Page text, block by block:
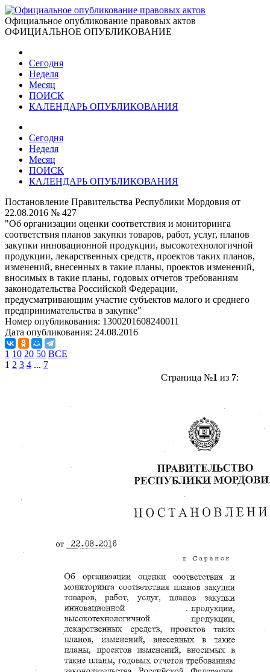
Официальное опубликование правовых актов
ОФИЦИАЛЬНОЕ ОПУБЛИКОВАНИЕ
Сегодня
Неделя
Месяц
ПОИСК
КАЛЕНДАРЬ ОПУБЛИКОВАНИЯ
Сегодня
Неделя
Месяц
ПОИСК
КАЛЕНДАРЬ ОПУБЛИКОВАНИЯ
Постановление Правительства Республики Мордовия от
22.08.2016 № 427
"Об организации оценки соответствия и мониторинга
соответствия планов закупки товаров, работ, услуг, планов
закупки инновационной продукции, высокотехнологичной
продукции, лекарственных средств, проектов таких планов,
изменений, внесенных в такие планы, проектов изменений,
вносимых в такие планы, годовых отчетов требованиям
законодательства Российской Федерации,
предусматривающим участие субъектов малого и среднего
предпринимательства в закупке"
Номер опубликования: 1300201608240011
Дата опубликования: 24.08.2016
1 10 20 50 ВСЕ
1 2 3 4 ... 7
Страница №1 из 7: